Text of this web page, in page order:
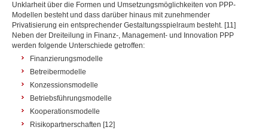
Unklarheit über die Formen und Umsetzungsmöglichkeiten von PPP-
Modellen besteht und dass darüber hinaus mit zunehmender
Privatisierung ein entsprechender Gestaltungsspielraum besteht. [11]
Neben der Dreiteilung in Finanz-, Management- und Innovation PPP
werden folgende Unterschiede getroffen:
Finanzierungsmodelle
Betreibermodelle
Konzessionsmodelle
Betriebsführungsmodelle
Kooperationsmodelle
Risikopartnerschaften [12]